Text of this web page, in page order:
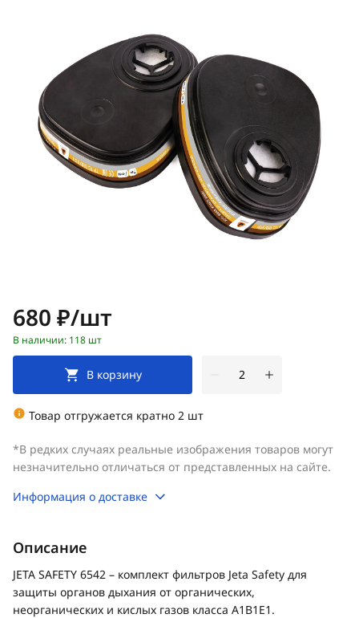
Цена:
680 ₽/шт
В наличии: 118 шт
В корзину
Товар отгружается кратно 2 шт
*В редких случаях реальные изображения товаров могут
незначительно отличаться от представленных на сайте.
Информация о доставке
Описание
JETA SAFETY 6542 – комплект фильтров Jeta Safety для
защиты органов дыхания от органических,
неорганических и кислых газов класса А1В1Е1.